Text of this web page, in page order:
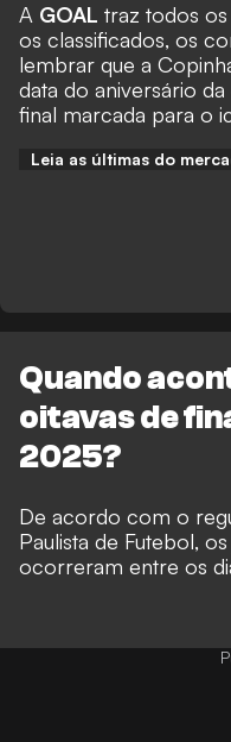
A GOAL traz todos os
os classificados, os
lembrar que a
data do aniversário
final marcada para o
Leia as últimas do
Quando
oitavas de
2025?
De acordo com o
Paulista de Futebol,
ocorreram entre os